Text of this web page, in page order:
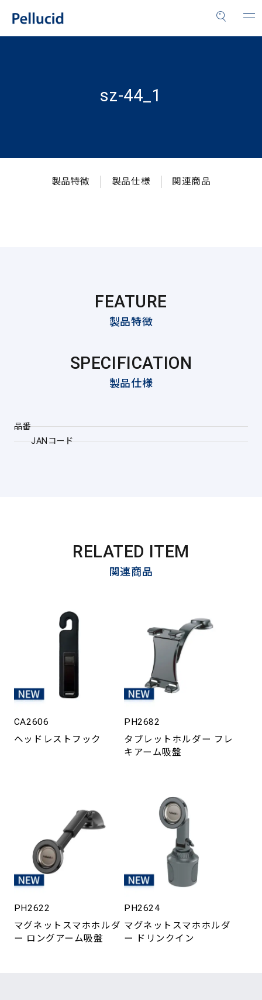
sz-44_1
製品特徴 製品仕様 関連商品
FEATURE
製品特徴
SPECIFICATION
製品仕様
品番
JANコード
RELATED ITEM
関連商品
CA2606
ヘッドレストフック
PH2682
タブレットホルダー フレ
キアーム吸盤
PH2622
マグネットスマホホルダ
ー ロングアーム吸盤
PH2624
マグネットスマホホルダ
ー ドリンクイン